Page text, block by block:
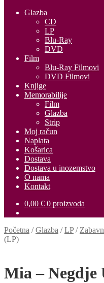
Glazba
CD
LP
Blu-Ray
DVD
Film
Blu-Ray Filmovi
DVD Filmovi
Knjige
Memorabilije
Film
Glazba
Strip
Moj račun
Naplata
Košarica
Dostava
Dostava u inozemstvo
O nama
Kontakt
0,00 € 0 proizvoda
Početna /Glazba /LP/
(LP)
Mia – Negdje